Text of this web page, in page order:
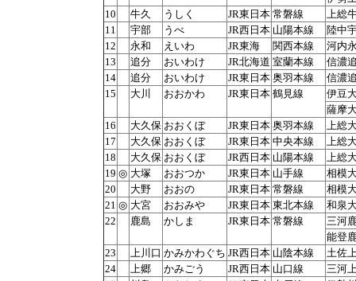
10
牛久 うしく JR東日本 常磐線
上総
11
宇部 うべ JR西日本 山陽本線
陸中
12
永和 えいわ JR東海 関西本線
河内
13
追分 おいわけ JR北海道 室蘭本線
信濃
14
追分 おいわけ JR東日本 奥羽本線
信濃
15
大川 おおかわ JR東日本 鶴見線
伊豆
薩摩
16
大久保 おおくぼ JR東日本 奥羽本線
上総
17
大久保 おおくぼ JR東日本 中央本線
上総
18
大久保 おおくぼ JR西日本 山陽本線
上総
19 ◎ 大塚 おおつか JR東日本 山手線
相模
20
大野 おおの JR東日本 常磐線
相模
21 ◎ 大宮 おおみや JR東日本 東北本線
和泉
22
鹿島 かしま JR東日本 常磐線
三河
能登
23
上川口 かみかわぐち JR西日本 山陰本線
土佐
24
上郷 かみごう JR西日本 山口線
三河